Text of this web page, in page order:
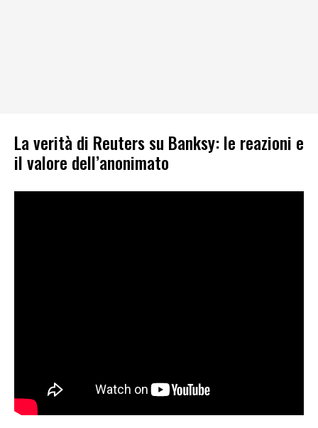
La verità di Reuters su Banksy: le reazioni e
il valore dell’anonimato